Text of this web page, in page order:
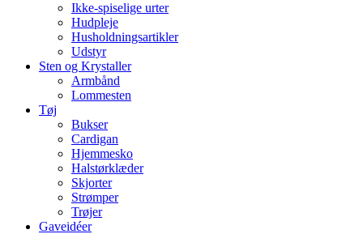
Ikke-spiselige urter
Hudpleje
Husholdningsartikler
Udstyr
Sten og Krystaller
Armbånd
Lommesten
Tøj
Bukser
Cardigan
Hjemmesko
Halstørklæder
Skjorter
Strømper
Trøjer
Gaveidéer